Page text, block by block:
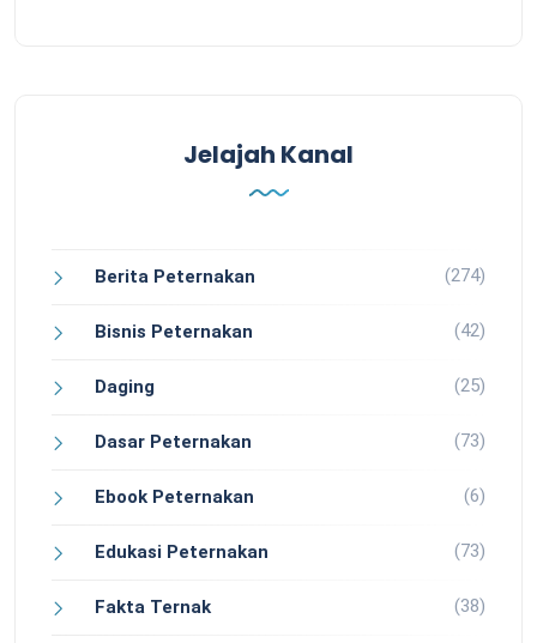
Jelajah Kanal
Berita Peternakan (274)
Bisnis Peternakan (42)
Daging (25)
Dasar Peternakan (73)
Ebook Peternakan (6)
Edukasi Peternakan (73)
Fakta Ternak (38)